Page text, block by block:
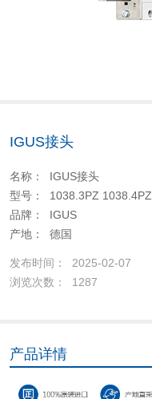
IGUS接头
名称： IGUS接头
型号： 1038.3PZ 1038.4PZ
品牌： IGUS
产地： 德国
发布时间： 2025-02-07
浏览次数： 1287
产品详情